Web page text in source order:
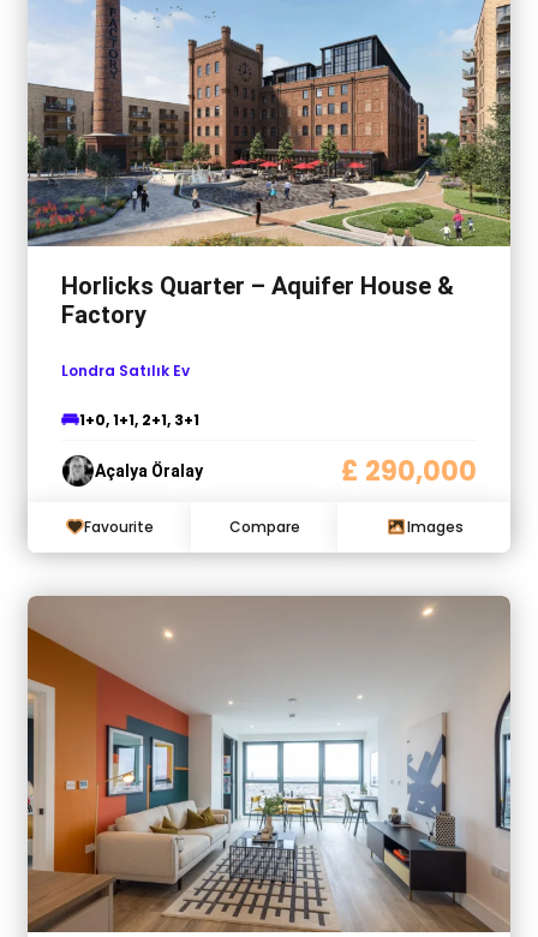
Horlicks Quarter – Aquifer House &
Factory
Londra Satılık Ev
1+0, 1+1, 2+1, 3+1
Açalya Öralay £ 290,000
Favourite Compare Images